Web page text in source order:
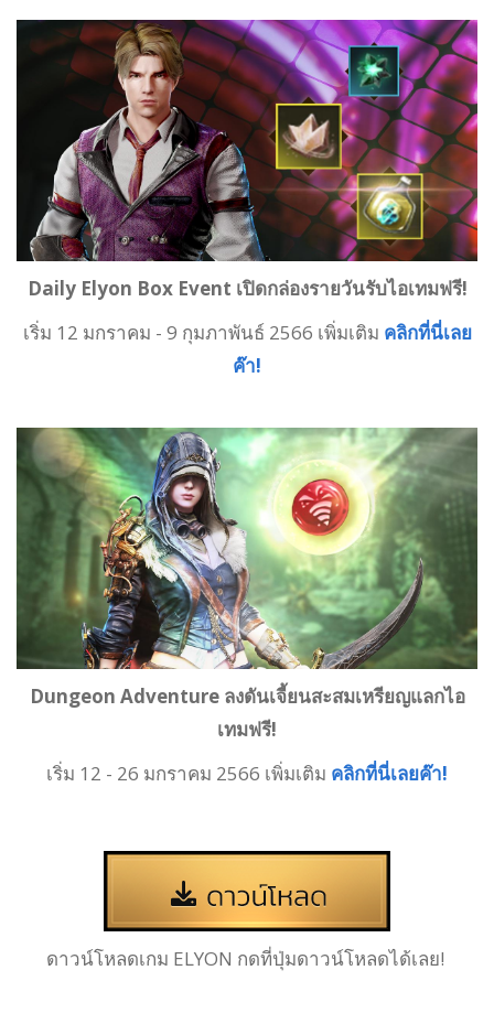
Daily Elyon Box Event เปิดกล่องรายวันรับไอเทมฟรี!
เริ่ม 12 มกราคม - 9 กุมภาพันธ์ 2566 เพิ่มเติม คลิกที่นี่เลย
ค๊า!
Dungeon Adventure ลงดันเจี้ยนสะสมเหรียญแลกไอ
เทมฟรี!
เริ่ม 12 - 26 มกราคม 2566 เพิ่มเติม คลิกที่นี่เลยค๊า!
ดาวน์โหลดเกม ELYON กดที่ปุ่มดาวน์โหลดได้เลย!